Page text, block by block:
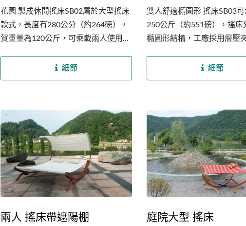
花園 製成休閒搖床SB02屬於大型搖床
款式，長度有280公分（約264磅），
賀重量為120公斤，可乘載兩人使用，
好、強度大且不易發霉的優點，增加
搖床使用壽命，布料顏色或材質皆可
細節
雙人舒適橢圓形 搖床SB03
250公斤（約551磅），搖床
橢圓形結構，工廠採用層壓
荷重力量，再利用高溫熱壓
加壓成形彎曲木條，控制好
細節
兩人 搖床帶遮陽棚 庭院大型 搖床